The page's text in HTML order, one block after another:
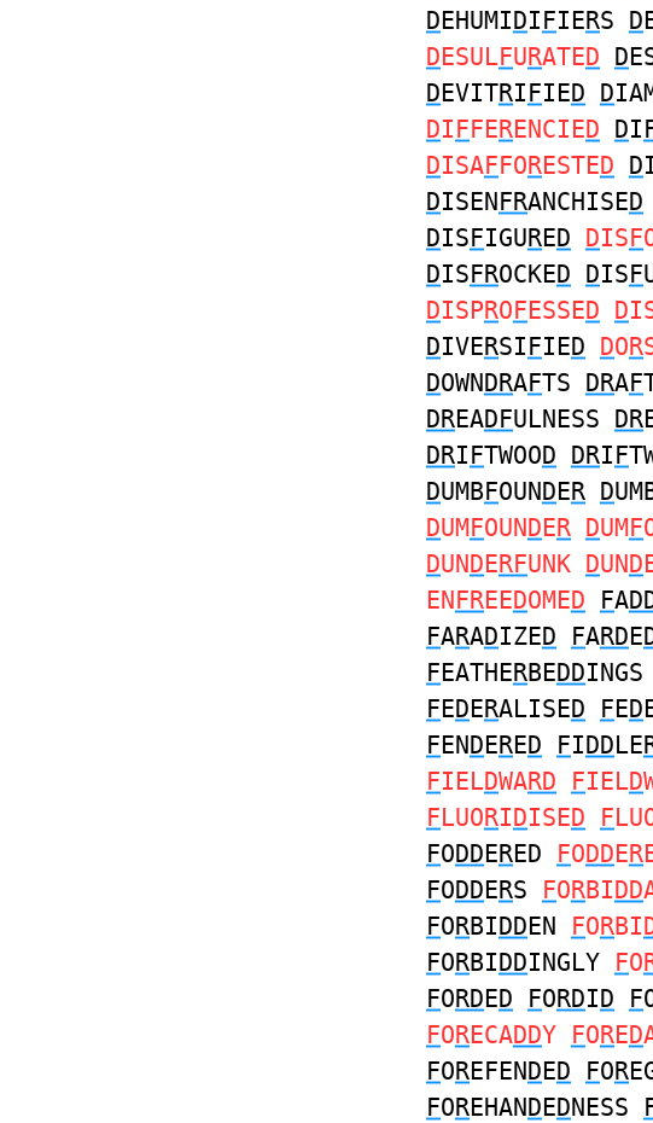
DEHUMIDIFIERS D
DESULFURATED D
DEVITRIFIED D
DIFFERENCIED DI
DISAFFORESTED D
DISENFRANCHISED
DISFIGURED DISF
DISFROCKED DISF
DISPROFESSED D
DIVERSIFIED DOR
DOWNDRAFTS DRAF
DREADFULNESS DR
DRIFTWOOD DRIF
DUMBFOUNDER D
DUMFOUNDER DUMF
DUNDERFUNK DUND
ENFREEDOMED FA
FARADIZED FARDE
FEATHERBEDDINGS
FEDERALISED FED
FENDERED FIDDLE
FIELDWARD FIELD
FLUORIDISED F
FODDERED FODDER
FODDERS FORBIDD
FORBIDDEN FORBI
FORBIDDINGLY FO
FORDED FORDID F
FORECADDY FORED
FOREFENDED FOR
FOREHANDEDNESS